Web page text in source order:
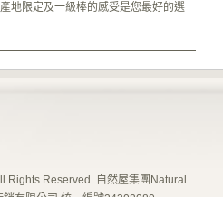
地限定及一級棒的感受是您最好的選
Reserved. 自然屋集團Natural